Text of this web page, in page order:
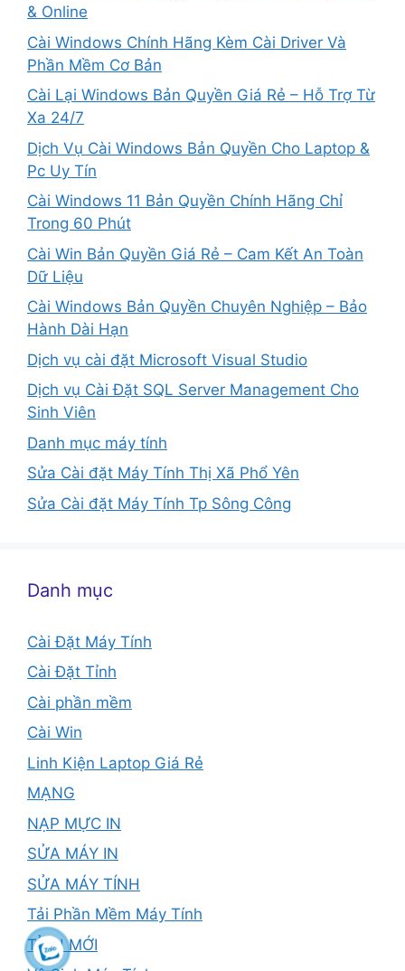
& Online
Cài Windows Chính Hãng Kèm Cài Driver Và
Phần Mềm Cơ Bản
Cài Lại Windows Bản Quyền Giá Rẻ – Hỗ Trợ Từ
Xa 24/7
Dịch Vụ Cài Windows Bản Quyền Cho Laptop &
Pc Uy Tín
Cài Windows 11 Bản Quyền Chính Hãng Chỉ
Trong 60 Phút
Cài Win Bản Quyền Giá Rẻ – Cam Kết An Toàn
Dữ Liệu
Cài Windows Bản Quyền Chuyên Nghiệp – Bảo
Hành Dài Hạn
Dịch vụ cài đặt Microsoft Visual Studio
Dịch vụ Cài Đặt SQL Server Management Cho
Sinh Viên
Danh mục máy tính
Sửa Cài đặt Máy Tính Thị Xã Phổ Yên
Sửa Cài đặt Máy Tính Tp Sông Công
Danh mục
Cài Đặt Máy Tính
Cài Đặt Tỉnh
Cài phần mềm
Cài Win
Linh Kiện Laptop Giá Rẻ
MẠNG
NẠP MỰC IN
SỬA MÁY IN
SỬA MÁY TÍNH
Tải Phần Mềm Máy Tính
TỈNH MỚI